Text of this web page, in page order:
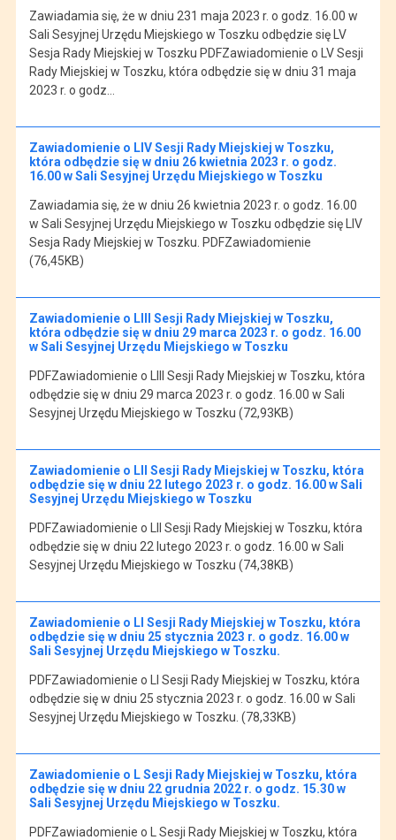
Zawiadamia się, że w dniu 231 maja 2023 r. o godz. 16.00 w
Sali Sesyjnej Urzędu Miejskiego w Toszku odbędzie się LV
Sesja Rady Miejskiej w Toszku PDFZawiadomienie o LV Sesji
Rady Miejskiej w Toszku, która odbędzie się w dniu 31 maja
2023 r. o godz…
Zawiadomienie o LIV Sesji Rady Miejskiej w Toszku,
która odbędzie się w dniu 26 kwietnia 2023 r. o godz.
16.00 w Sali Sesyjnej Urzędu Miejskiego w Toszku
Zawiadamia się, że w dniu 26 kwietnia 2023 r. o godz. 16.00
w Sali Sesyjnej Urzędu Miejskiego w Toszku odbędzie się LIV
Sesja Rady Miejskiej w Toszku. PDFZawiadomienie
(76,45KB)
Zawiadomienie o LIII Sesji Rady Miejskiej w Toszku,
która odbędzie się w dniu 29 marca 2023 r. o godz. 16.00
w Sali Sesyjnej Urzędu Miejskiego w Toszku
PDFZawiadomienie o LIII Sesji Rady Miejskiej w Toszku, która
odbędzie się w dniu 29 marca 2023 r. o godz. 16.00 w Sali
Sesyjnej Urzędu Miejskiego w Toszku (72,93KB)
Zawiadomienie o LII Sesji Rady Miejskiej w Toszku, która
odbędzie się w dniu 22 lutego 2023 r. o godz. 16.00 w Sali
Sesyjnej Urzędu Miejskiego w Toszku
PDFZawiadomienie o LII Sesji Rady Miejskiej w Toszku, która
odbędzie się w dniu 22 lutego 2023 r. o godz. 16.00 w Sali
Sesyjnej Urzędu Miejskiego w Toszku (74,38KB)
Zawiadomienie o LI Sesji Rady Miejskiej w Toszku, która
odbędzie się w dniu 25 stycznia 2023 r. o godz. 16.00 w
Sali Sesyjnej Urzędu Miejskiego w Toszku.
PDFZawiadomienie o LI Sesji Rady Miejskiej w Toszku, która
odbędzie się w dniu 25 stycznia 2023 r. o godz. 16.00 w Sali
Sesyjnej Urzędu Miejskiego w Toszku. (78,33KB)
Zawiadomienie o L Sesji Rady Miejskiej w Toszku, która
odbędzie się w dniu 22 grudnia 2022 r. o godz. 15.30 w
Sali Sesyjnej Urzędu Miejskiego w Toszku.
PDFZawiadomienie o L Sesji Rady Miejskiej w Toszku, która